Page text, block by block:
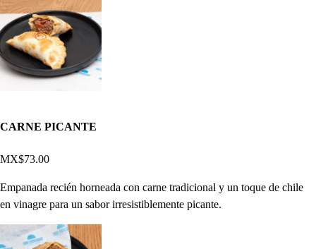
CARNE PICANTE
MX$73.00
Empanada recién horneada con carne tradicional y un toque de chile
en vinagre para un sabor irresistiblemente picante.